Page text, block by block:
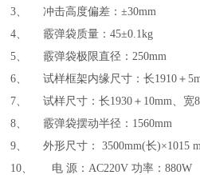
3、 冲击高度偏差：±30mm
4、 霰弹袋质量：45±0.1kg
5、 霰弹袋极限直径：250mm
6、 试样框架内缘尺寸：长1910＋
7、 试样尺寸：长1930＋10mm、宽
8、 霰弹袋摆动半径：1560mm
9、 外形尺寸： 3500mm(长)×1015
10、 电 源：AC220V 功率：880W